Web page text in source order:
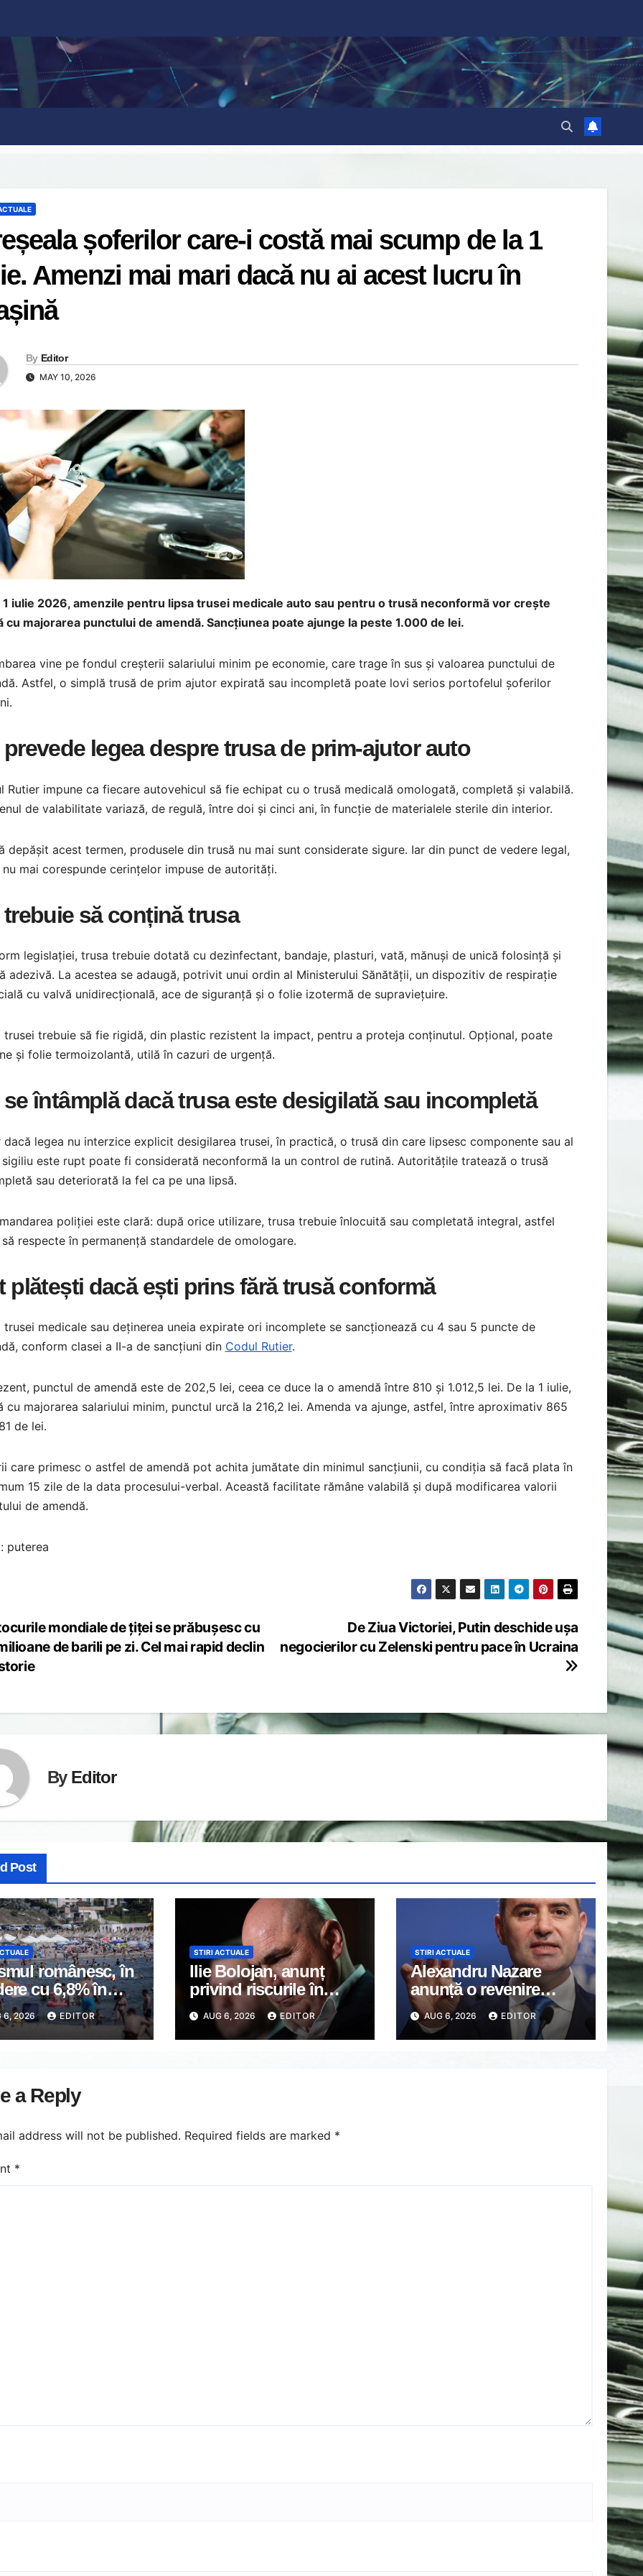
șoferilor care-i costă mai scump de la 1
Amenzi mai mari dacă nu ai acest lucru în
By Editor
MAY 10, 2026
1 iulie 2026, amenzile pentru lipsa trusei medicale auto sau pentru o trusă neconformă vor crește
cu majorarea punctului de amendă. Sancțiunea poate ajunge la peste 1.000 de lei.
vine pe fondul creșterii salariului minim pe economie, care trage în sus și valoarea punctului de
Astfel, o simplă trusă de prim ajutor expirată sau incompletă poate lovi serios portofelul șoferilor
prevede legea despre trusa de prim-ajutor auto
Rutier impune ca fiecare autovehicul să fie echipat cu o trusă medicală omologată, completă și valabilă.
de valabilitate variază, de regulă, între doi și cinci ani, în funcție de materialele sterile din interior.
depășit acest termen, produsele din trusă nu mai sunt considerate sigure. Iar din punct de vedere legal,
mai corespunde cerințelor impuse de autorități.
trebuie să conțină trusa
legislației, trusa trebuie dotată cu dezinfectant, bandaje, plasturi, vată, mănuși de unică folosință și
adezivă. La acestea se adaugă, potrivit unui ordin al Ministerului Sănătății, un dispozitiv de respirație
cu valvă unidirecțională, ace de siguranță și o folie izotermă de supraviețuire.
trusei trebuie să fie rigidă, din plastic rezistent la impact, pentru a proteja conținutul. Opțional, poate
și folie termoizolantă, utilă în cazuri de urgență.
se întâmplă dacă trusa este desigilată sau incompletă
dacă legea nu interzice explicit desigilarea trusei, în practică, o trusă din care lipsesc componente sau al
este rupt poate fi considerată neconformă la un control de rutină. Autoritățile tratează o trusă
sau deteriorată la fel ca pe una lipsă.
poliției este clară: după orice utilizare, trusa trebuie înlocuită sau completată integral, astfel
respecte în permanență standardele de omologare.
plătești dacă ești prins fără trusă conformă
trusei medicale sau deținerea uneia expirate ori incomplete se sancționează cu 4 sau 5 puncte de
conform clasei a II-a de sancțiuni din Codul Rutier.
punctul de amendă este de 202,5 lei, ceea ce duce la o amendă între 810 și 1.012,5 lei. De la 1 iulie,
cu majorarea salariului minim, punctul urcă la 216,2 lei. Amenda va ajunge, astfel, între aproximativ 865
de lei.
care primesc o astfel de amendă pot achita jumătate din minimul sancțiunii, cu condiția să facă plata în
15 zile de la data procesului-verbal. Această facilitate rămâne valabilă și după modificarea valorii
de amendă.
puterea
De Ziua Victoriei, Putin deschide ușa
negocierilor cu Zelenski pentru pace în Ucraina
mondiale de țiței se prăbușesc cu
de barili pe zi. Cel mai rapid declin
By Editor
Post
românesc, în
cu 6,8% în
semestru din
6, 2026 EDITOR
STIRI ACTUALE
Ilie Bolojan, anunț
privind riscurile în
domeniul energiei
electrice. Ce a decis
Guvernul
AUG 6, 2026 EDITOR
STIRI ACTUALE
Alexandru Nazare
anunță o revenire
puternică a economiei
în 2027: Inflația va
scădea, consumul va
AUG 6, 2026 EDITOR
a Reply
address will not be published. Required fields are marked *
*